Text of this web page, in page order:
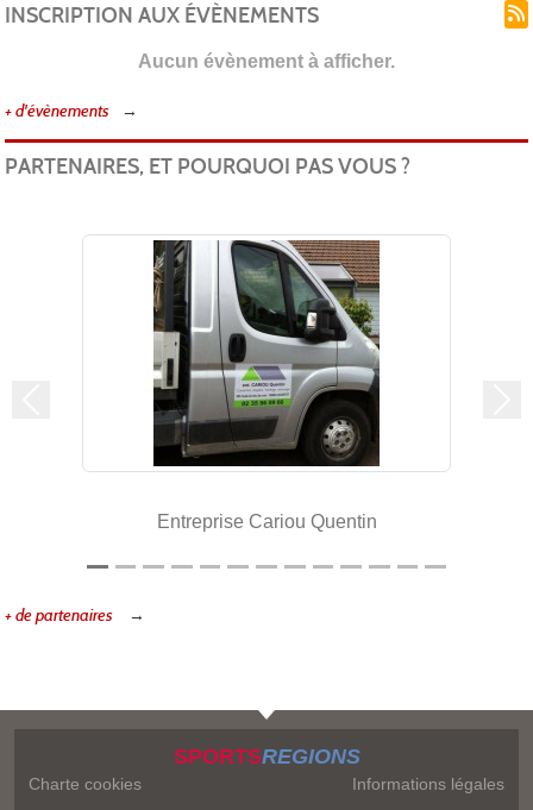
INSCRIPTION AUX ÉVÈNEMENTS
Aucun évènement à afficher.
+ d'évènements
PARTENAIRES, ET POURQUOI PAS VOUS ?
Entreprise Cariou Quentin
+ de partenaires
SPORTSREGIONS
Charte cookies
Informations légales